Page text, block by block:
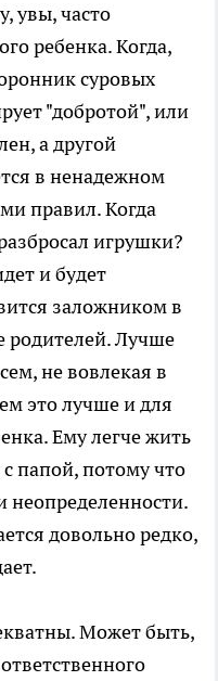
увы, часто
ребенка. Когда,
суровых
"добротой", или
а другой
в ненадежном
правил. Когда
игрушки?
и будет
заложником в
родителей. Лучше
не вовлекая в
это лучше и для
Ему легче жить
папой, потому что
неопределенности.
довольно редко,
Может быть,